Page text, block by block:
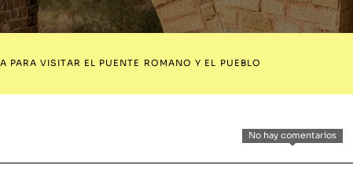
VISITAR EL PUENTE ROMANO Y EL PUEBLO
No hay comentarios